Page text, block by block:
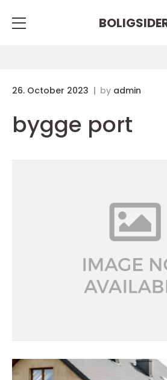
26. October 2023 by admin
bygge port